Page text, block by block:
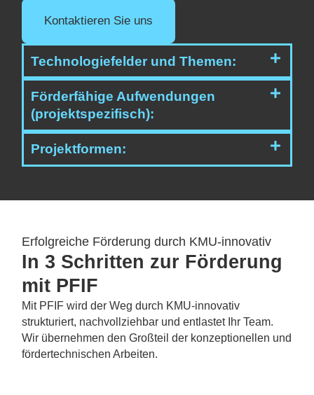
Kontaktieren Sie uns
Technologiefelder und Themen:
Förderfähige Aufwendungen
(projektspezifisch):
Projektformen:
Erfolgreiche Förderung durch KMU-innovativ
In 3 Schritten zur Förderung
mit PFIF
Mit PFIF wird der Weg durch KMU-innovativ
strukturiert, nachvollziehbar und entlastet Ihr Team.
Wir übernehmen den Großteil der konzeptionellen und
fördertechnischen Arbeiten.